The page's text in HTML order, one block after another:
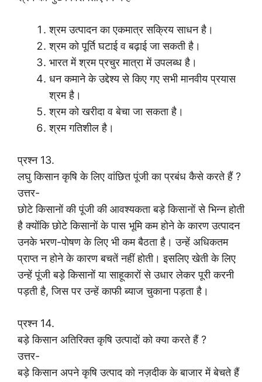
श्रम उत्पादन का एकमात्र सक्रिय साधन है।
श्रम को पूर्ति घटाई व बढ़ाई जा सकती है।
भारत में श्रम प्रचुर मात्रा में उपलब्ध है।
धन कमाने के उद्देश्य से किए गए सभी मानवीय प्रयास
श्रम है।
श्रम को खरीदा व बेचा जा सकता है।
श्रम गतिशील है।
प्रश्न 13.
लघु किसान कृषि के लिए वांछित पूंजी का प्रबंध कैसे करते हैं ?
उत्तर-
छोटे किसानों की पूंजी की आवश्यकता बड़े किसानों से भिन्न होती
है क्योंकि छोटे किसानों के पास भूमि कम होने के कारण उत्पादन
उनके भरण-पोषण के लिए भी कम बैठता है। उन्हें अधिकतम
प्राप्त न होने के कारण बचतें नहीं होती। इसलिए खेती के लिए
उन्हें पूंजी बड़े किसानों या साहूकारों से उधार लेकर पूरी करनी
पड़ती है, जिस पर उन्हें काफी ब्याज चुकाना पड़ता है।
प्रश्न 14.
बड़े किसान अतिरिक्त कृषि उत्पादों को क्या करते हैं ?
उत्तर-
बड़े किसान अपने कृषि उत्पाद को नज़दीक के बाजार में बेचते हैं